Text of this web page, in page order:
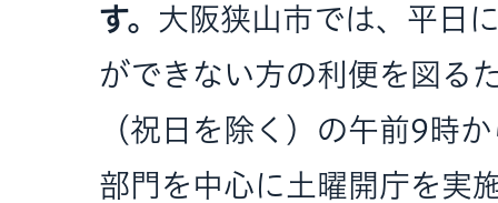
す。 大阪狭山市では、平日
ができない方の利便を図る
（祝日を除く）の午前9時
部門を中心に土曜開庁を実